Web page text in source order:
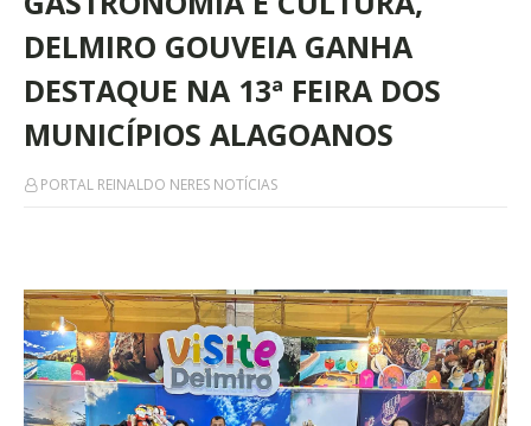
DELMIRO GOUVEIA GANHA
DESTAQUE NA 13ª FEIRA DOS
MUNICÍPIOS ALAGOANOS
PORTAL REINALDO NERES NOTÍCIAS